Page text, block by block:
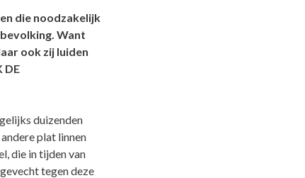
die noodzakelijk
Want
ook zij luiden
DE
duizenden
plat linnen
die in tijden van
tegen deze